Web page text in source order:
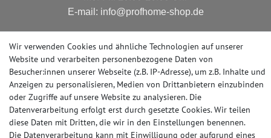
E-mail: info@profhome-shop.de
ZAHLUNGSARTEN
SOCIAL MEDIA
Wir verwenden Cookies und ähnliche Technologien auf unserer
Website und verarbeiten personenbezogene Daten von
Besucher:innen unserer Webseite (z.B. IP-Adresse), um z.B. Inhalte und
Anzeigen zu personalisieren, Medien von Drittanbietern einzubinden
oder Zugriffe auf unsere Website zu analysieren. Die
Datenverarbeitung erfolgt erst durch gesetzte Cookies. Wir teilen
diese Daten mit Dritten, die wir in den Einstellungen benennen.
Die Datenverarbeitung kann mit Einwilligung oder aufgrund eines